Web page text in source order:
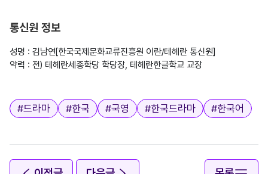
통신원 정보
성명 : 김남연[한국국제문화교류진흥원 이란/테헤란 통신원]
약력 : 전) 테헤란세종학당 학당장, 테헤란한글학교 교장
태그
#드라마 #한국 #국영 #한국드라마 #한국어